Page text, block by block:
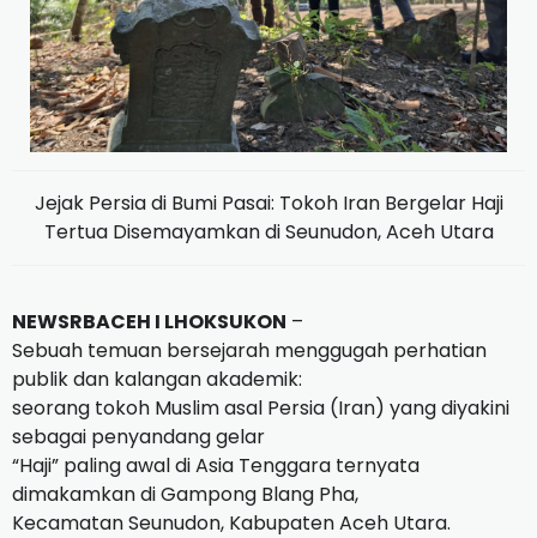
Jejak Persia di Bumi Pasai: Tokoh Iran Bergelar Haji
Tertua Disemayamkan di Seunudon, Aceh Utara
NEWSRBACEH I LHOKSUKON –
Sebuah temuan bersejarah menggugah perhatian
publik dan kalangan akademik:
seorang tokoh Muslim asal Persia (Iran) yang diyakini
sebagai penyandang gelar
“Haji” paling awal di Asia Tenggara ternyata
dimakamkan di Gampong Blang Pha,
Kecamatan Seunudon, Kabupaten Aceh Utara.